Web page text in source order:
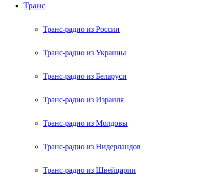
Транс
Транс-радио из России
Транс-радио из Украины
Транс-радио из Беларуси
Транс-радио из Израиля
Транс-радио из Молдовы
Транс-радио из Нидерландов
Транс-радио из Швейцарии